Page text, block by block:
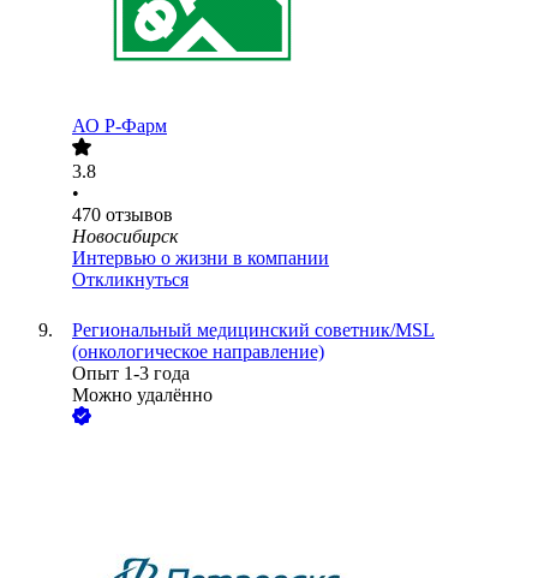
АО Р-Фарм
3.8
•
470 отзывов
Новосибирск
Интервью о жизни в компании
Откликнуться
Региональный медицинский советник/MSL
(онкологическое направление)
Опыт 1-3 года
Можно удалённо